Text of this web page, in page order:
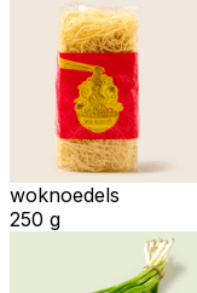
woknoedels
250 g